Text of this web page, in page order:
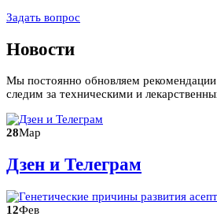
Задать вопрос
Новости
Мы постоянно обновляем
следим за техническими и
28Мар
Дзен и Телеграм
12Фев